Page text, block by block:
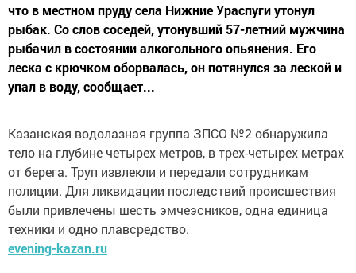
что в местном пруду села Нижние Ураспуги утонул
рыбак. Со слов соседей, утонувший 57-летний мужчина
рыбачил в состоянии алкогольного опьянения. Его
леска с крючком оборвалась, он потянулся за леской и
упал в воду, сообщает...
Казанская водолазная группа ЗПСО №2 обнаружила
тело на глубине четырех метров, в трех-четырех метрах
от берега. Труп извлекли и передали сотрудникам
полиции. Для ликвидации последствий происшествия
были привлечены шесть эмчеэсников, одна единица
техники и одно плавсредство.
evening-kazan.ru